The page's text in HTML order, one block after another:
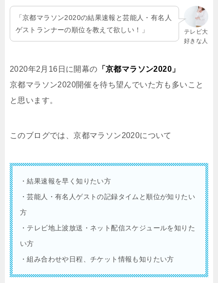
テレビ大
好きな人
「京都マラソン2020の結果速報と芸能人・有名人
ゲストランナーの順位を教えて欲しい！」
2020年2月16日に開幕の 「京都マラソン2020」
京都マラソン2020開催を待ち望んでいた方も多いこと
と思います。
このブログでは、京都マラソン2020について
・結果速報を早く知りたい方
・芸能人・有名人ゲストの記録タイムと順位が知りたい
方
・テレビ地上波放送・ネット配信スケジュールを知りた
い方
・組み合わせや日程、チケット情報も知りたい方